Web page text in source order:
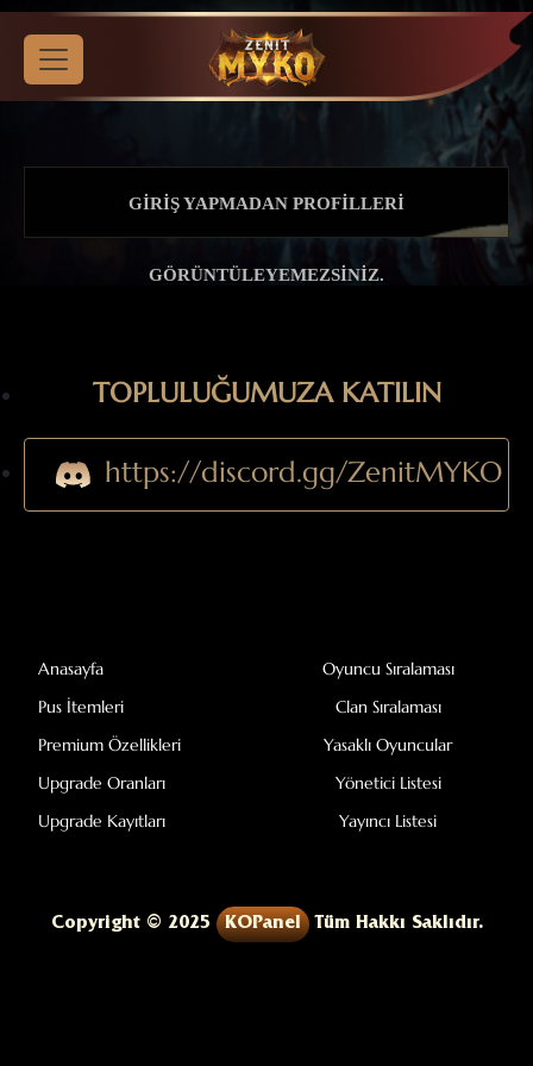
GIRIŞ YAPMADAN PROFILLERI
GÖRÜNTÜLEYEMEZSINIZ.
TOPLULUĞUMUZA KATILIN
https://discord.gg/ZenitMYKO
Anasayfa
Pus İtemleri
Premium Özellikleri
Upgrade Oranları
Upgrade Kayıtları
Oyuncu Sıralaması
Clan Sıralaması
Yasaklı Oyuncular
Yönetici Listesi
Yayıncı Listesi
Copyright © 2025 KOPanel Tüm Hakkı Saklıdır.